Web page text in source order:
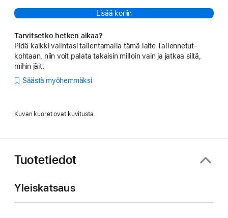
Lisää koriin
Tarvitsetko hetken aikaa?
Pidä kaikki valintasi tallentamalla tämä laite Tallennetut-
kohtaan, niin voit palata takaisin milloin vain ja jatkaa siitä,
mihin jäit.
Säästä myöhemmäksi
Kuvan kuoret ovat kuvitusta.
Tuotetiedot
Yleiskatsaus